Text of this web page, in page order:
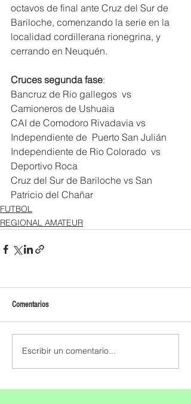
octavos de final ante Cruz del Sur de
Bariloche, comenzando la serie en la
localidad cordillerana rionegrina, y
cerrando en Neuquén.
Cruces segunda fase:
Bancruz de Rio gallegos  vs
Camioneros de Ushuaia
CAI de Comodoro Rivadavia vs
Independiente de  Puerto San Julián
Independiente de Rio Colorado  vs
Deportivo Roca
Cruz del Sur de Bariloche vs San
Patricio del Chañar
FUTBOL
REGIONAL AMATEUR
Comentarios
Escribir un comentario...